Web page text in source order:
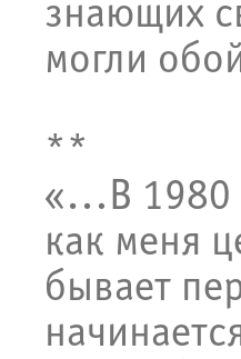
знающих
могли
**
«…В 1980
как меня
бывает